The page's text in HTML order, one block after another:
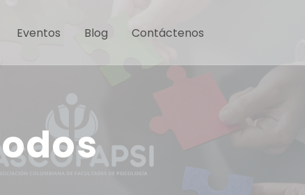
Eventos Blog Contáctenos